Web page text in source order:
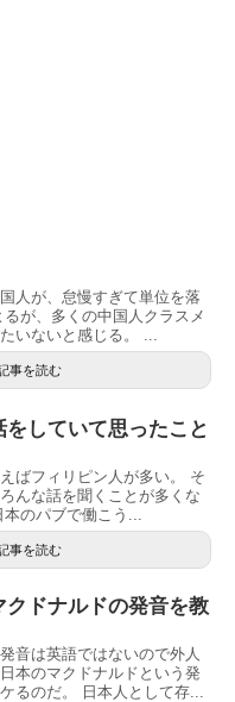
人が、怠慢すぎて単位を落
が、多くの中国人クラスメ
いないと感じる。 ...
事を読む
していて思ったこと
ばフィリピン人が多い。 そ
んな話を聞くことが多くな
のパブで働こう...
事を読む
ドナルドの発音を教
音は英語ではないので外人
本のマクドナルドという発
るのだ。 日本人として存...